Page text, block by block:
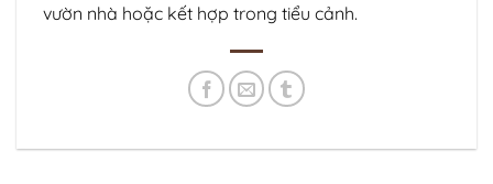
vườn nhà hoặc kết hợp trong tiểu cảnh.